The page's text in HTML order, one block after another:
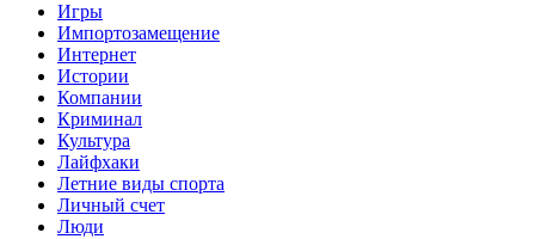
Игры
Импортозамещение
Интернет
Истории
Компании
Криминал
Культура
Лайфхаки
Летние виды спорта
Личный счет
Люди